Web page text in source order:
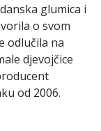
danska glumica i
o svom
odlučila na
djevojčice
od 2006.